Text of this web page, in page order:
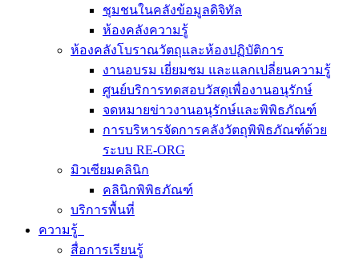
ชุมชนในคลังข้อมูลดิจิทัล
ห้องคลังความรู้
ห้องคลังโบราณวัตถุและห้องปฏิบัติการ
งานอบรม เยี่ยมชม และแลกเปลี่ยนความรู้
ศูนย์บริการทดสอบวัสดุเพื่องานอนุรักษ์
จดหมายข่าวงานอนุรักษ์และพิพิธภัณฑ์
การบริหารจัดการคลังวัตถุพิพิธภัณฑ์ด้วย
ระบบ RE-ORG
มิวเซียมคลินิก
คลินิกพิพิธภัณฑ์
บริการพื้นที่
ความรู้
สื่อการเรียนรู้